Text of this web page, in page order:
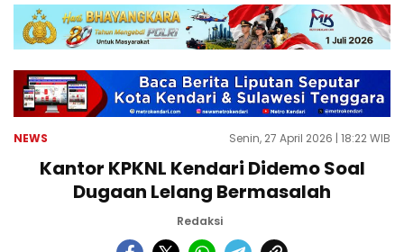
NEWS Senin, 27 April 2026 | 18:22 WIB
Kantor KPKNL Kendari Didemo Soal
Dugaan Lelang Bermasalah
Redaksi